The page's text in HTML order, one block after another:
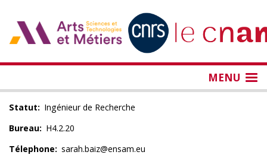
MENU
Statut
Ingénieur de Recherche
Bureau
H4.2.20
Télephone
sarah.baiz@ensam.eu